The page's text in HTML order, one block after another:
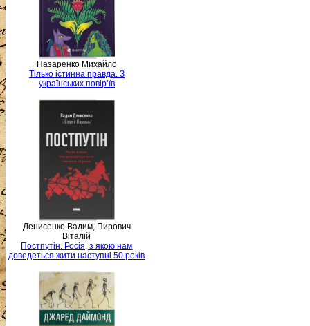
Назаренко Михайло
Тілько істинна правда. З
українських повір’їв
Денисенко Вадим, Пирович
Віталій
Постпутін. Росія, з якою нам
доведеться жити наступні 50 років